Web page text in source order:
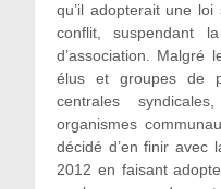
qu’il adopterait une
conflit, suspendant
d’association. Malgré
élus et groupes de
centrales
organismes
décidé d’en finir avec
2012 en faisant